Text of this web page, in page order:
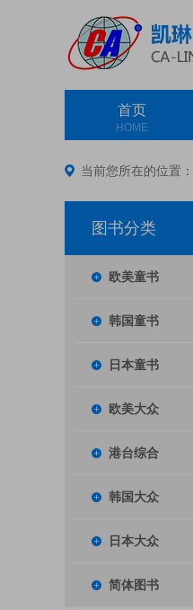
首页
HOME
当前您所在的位置：
图书分类
欧美童书
韩国童书
日本童书
欧美大众
港台综合
韩国大众
日本大众
简体图书